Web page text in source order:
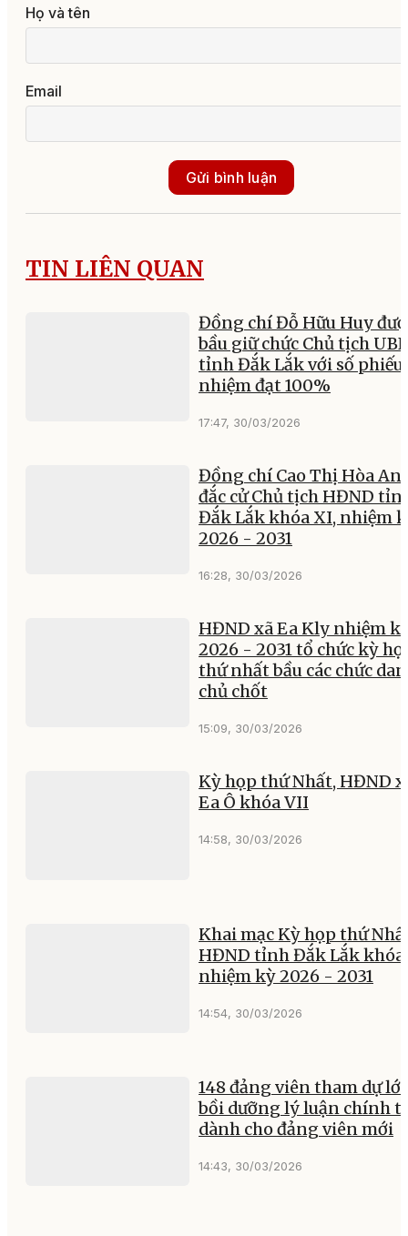
Họ và tên
Email
Gửi bình luận
TIN LIÊN QUAN
Đồng chí Đỗ Hữu Huy
bầu giữ chức Chủ tịch
tỉnh Đắk Lắk với số
nhiệm đạt 100%
17:47, 30/03/2026
Đồng chí Cao Thị Hòa An
đắc cử Chủ tịch HĐND
Đắk Lắk khóa XI, nhiệm
2026 - 2031
16:28, 30/03/2026
HĐND xã Ea Kly nhiệm
2026 - 2031 tổ chức kỳ
thứ nhất bầu các chức
chủ chốt
15:09, 30/03/2026
Kỳ họp thứ Nhất, HĐND
Ea Ô khóa VII
14:58, 30/03/2026
Khai mạc Kỳ họp thứ
HĐND tỉnh Đắk Lắk khóa
nhiệm kỳ 2026 - 2031
14:54, 30/03/2026
148 đảng viên tham dự
bồi dưỡng lý luận chính
dành cho đảng viên mới
14:43, 30/03/2026